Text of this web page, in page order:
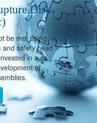
Disk
be met using
safety head
in a
of